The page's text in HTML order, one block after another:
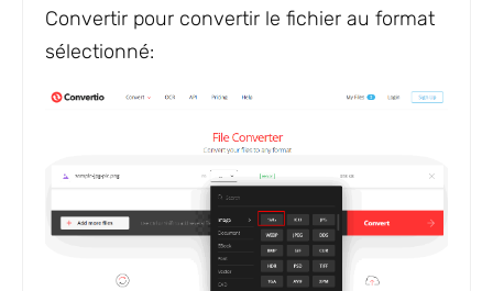
Convertir pour convertir le fichier au format
sélectionné: